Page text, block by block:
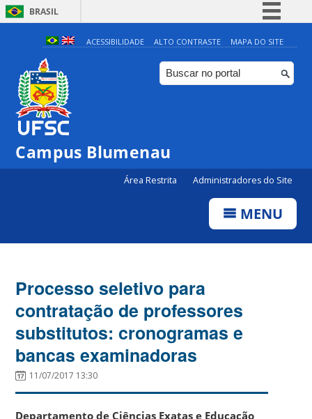
BRASIL
Simplifique!
Comunica BR
Participe
ACESSIBILIDADE ALTO CONTRASTE MAPA DO SITE
Campus Blumenau
Área Restrita Administradores do Site
MENU
Processo seletivo para
contratação de professores
substitutos: cronogramas e
bancas examinadoras
11/07/2017 13:30
Departamento de Ciências Exatas e Educação